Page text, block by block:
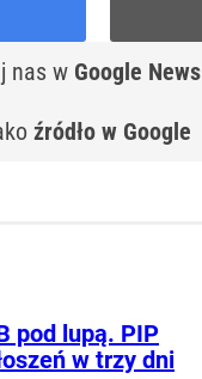
nas w Google News
źródło w Google
pod lupą. PIP
w trzy dni